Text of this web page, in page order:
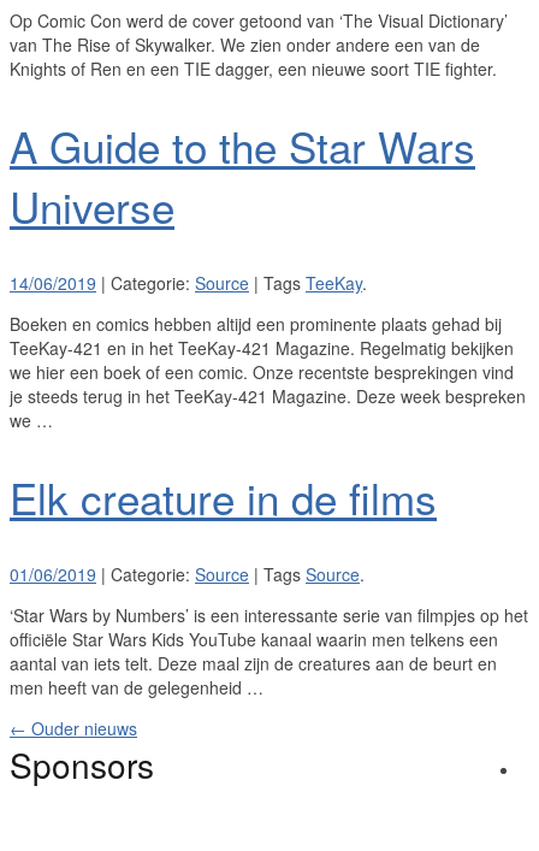
Op Comic Con werd de cover getoond van ‘The Visual Dictionary’
van The Rise of Skywalker. We zien onder andere een van de
Knights of Ren en een TIE dagger, een nieuwe soort TIE fighter.
A Guide to the Star Wars
Universe
14/06/2019 | Categorie: Source | Tags TeeKay.
Boeken en comics hebben altijd een prominente plaats gehad bij
TeeKay-421 en in het TeeKay-421 Magazine. Regelmatig bekijken
we hier een boek of een comic. Onze recentste besprekingen vind
je steeds terug in het TeeKay-421 Magazine. Deze week bespreken
we …
Elk creature in de films
01/06/2019 | Categorie: Source | Tags Source.
‘Star Wars by Numbers’ is een interessante serie van filmpjes op het
officiële Star Wars Kids YouTube kanaal waarin men telkens een
aantal van iets telt. Deze maal zijn de creatures aan de beurt en
men heeft van de gelegenheid …
← Ouder nieuws
Sponsors